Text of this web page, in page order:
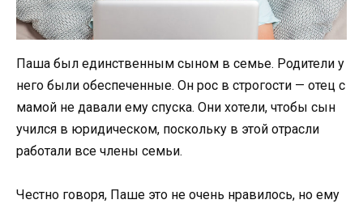
Паша был единственным сыном в семье. Родители у
него были обеспеченные. Он рос в строгости — отец с
мамой не давали ему спуска. Они хотели, чтобы сын
учился в юридическом, поскольку в этой отрасли
работали все члены семьи.
Честно говоря, Паше это не очень нравилось, но ему